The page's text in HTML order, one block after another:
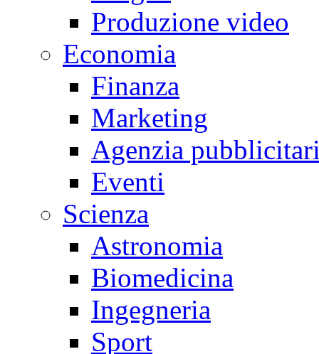
Produzione video
Economia
Finanza
Marketing
Agenzia
Eventi
Scienza
Astronomia
Biomedicina
Ingegneria
Sport